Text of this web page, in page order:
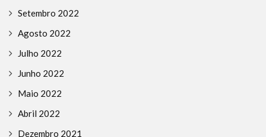
Setembro 2022
Agosto 2022
Julho 2022
Junho 2022
Maio 2022
Abril 2022
Dezembro 2021